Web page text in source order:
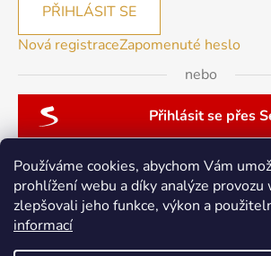
Používáme cookies, abychom Vám
prohlížení webu a díky analýze provozu
zlepšovali jeho funkce, výkon a
informací
PŘIHLÁSIT SE
Nová registraceZapomenuté heslo
nebo
Přihlásit se přes
patchwork-aja.cz